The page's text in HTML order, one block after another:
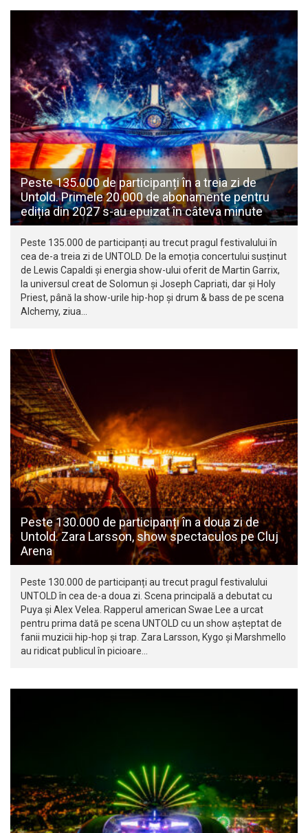
Peste 135.000 de participanți în a treia zi de
Untold. Primele 20.000 de abonamente pentru
ediția din 2027 s-au epuizat în câteva minute
Peste 135.000 de participanți au trecut pragul festivalului în
cea de-a treia zi de UNTOLD. De la emoția concertului susținut
de Lewis Capaldi și energia show-ului oferit de Martin Garrix,
la universul creat de Solomun și Joseph Capriati, dar și Holy
Priest, până la show-urile hip-hop și drum & bass de pe scena
Alchemy, ziua…
Peste 130.000 de participanți în a doua zi de
Untold. Zara Larsson, show spectaculos pe Cluj
Arena
Peste 130.000 de participanți au trecut pragul festivalului
UNTOLD în cea de-a doua zi. Scena principală a debutat cu
Puya și Alex Velea. Rapperul american Swae Lee a urcat
pentru prima dată pe scena UNTOLD cu un show așteptat de
fanii muzicii hip-hop și trap. Zara Larsson, Kygo și Marshmello
au ridicat publicul în picioare…